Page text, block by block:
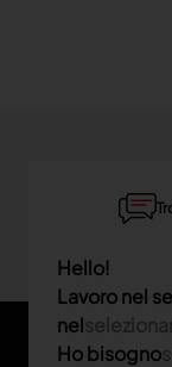
Hello!
Lavoro nel
nel
Ho bisogno